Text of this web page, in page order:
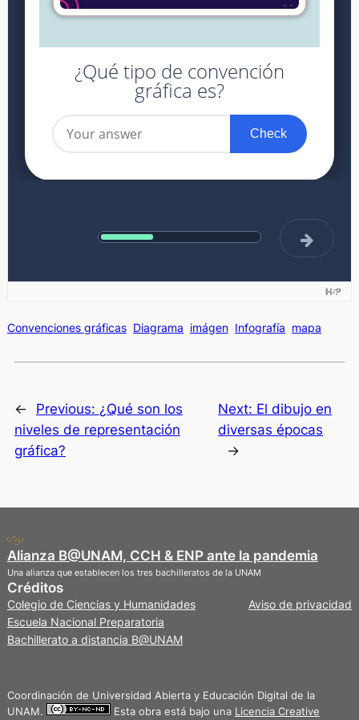
Convenciones gráficas Diagrama imágen Infografía mapa
← Previous: ¿Qué son los
niveles de representación
gráfica?
Next: El dibujo en
diversas épocas
→
Alianza B@UNAM, CCH & ENP ante la pandemia
Una alianza que establecen los tres bachilleratos de la UNAM
Créditos
Colegio de Ciencias y Humanidades
Escuela Nacional Preparatoria
Bachillerato a distancia B@UNAM
Aviso de privacidad
Coordinación de Universidad Abierta y Educación Digital de la
UNAM.
Esta obra está bajo una Licencia Creative